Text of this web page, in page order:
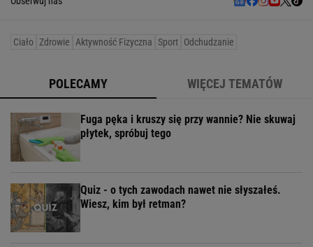
Ciało Zdrowie Aktywność Fizyczna Sport Odchudzanie
POLECAMY WIĘCEJ TEMATÓW
Fuga pęka i kruszy się przy wannie? Nie skuwaj
płytek, spróbuj tego
Quiz - o tych zawodach nawet nie słyszałeś.
Wiesz, kim był retman?